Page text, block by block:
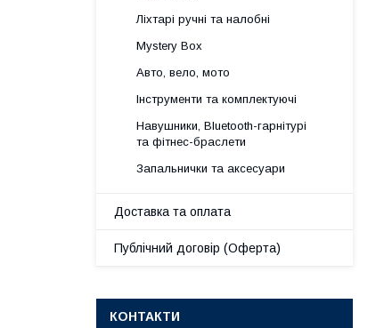
Ліхтарі ручні та налобні
Mystery Box
Авто, вело, мото
Інструменти та комплектуючі
Навушники, Bluetooth-гарнітурі
та фітнес-браслети
Запальнички та аксесуари
Доставка та оплата
Публічний договір (Оферта)
КОНТАКТИ